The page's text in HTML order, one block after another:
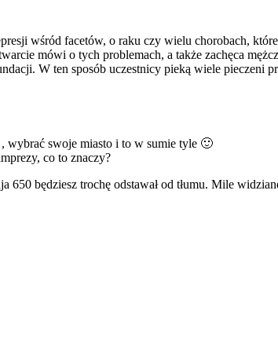
wśród facetów, o raku czy wielu chorobach,
mówi o tych problemach, a także zachęca
W ten sposób uczestnicy pieką wiele
, wybrać swoje miasto i to w sumie tyle 🙂
co to znaczy?
będziesz trochę odstawał od tłumu. Mile